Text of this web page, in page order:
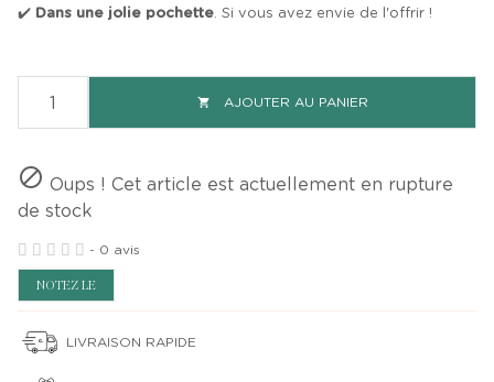
✔️ Dans une jolie pochette . Si vous avez envie de l'offrir !
 AJOUTER AU PANIER
 Oups ! Cet article est actuellement en rupture
de stock
- 0 avis
NOTEZ LE
LIVRAISON RAPIDE